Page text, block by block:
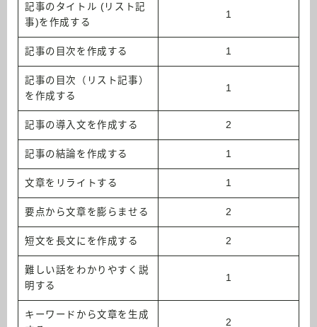
記事のタイトル (リスト記
事)を作成する
1
記事の目次を作成する 1
記事の目次（リスト記事）
を作成する
1
記事の導入文を作成する 2
記事の結論を作成する 1
文章をリライトする 1
要点から文章を膨らませる 2
短文を長文にを作成する 2
難しい話をわかりやすく説
明する
1
キーワードから文章を生成
2